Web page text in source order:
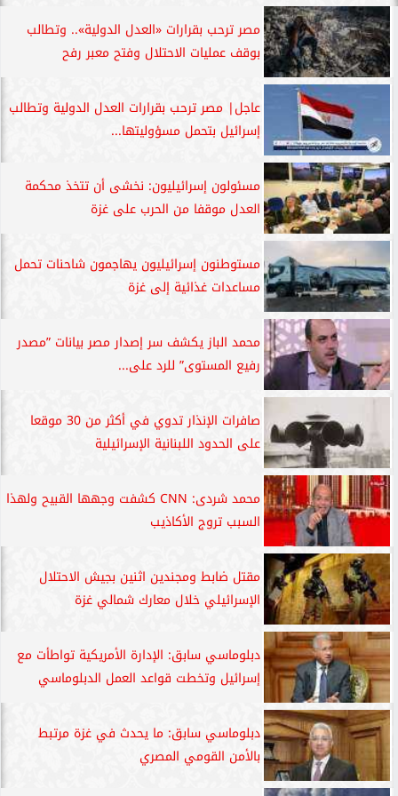
مصر ترحب بقرارات «العدل الدولية».. وتطالب
بوقف عمليات الاحتلال وفتح معبر رفح
عاجل| مصر ترحب بقرارات العدل الدولية وتطالب
إسرائيل بتحمل مسؤوليتها...
مسئولون إسرائيليون: نخشى أن تتخذ محكمة
العدل موقفا من الحرب على غزة
مستوطنون إسرائيليون يهاجمون شاحنات تحمل
مساعدات غذائية إلى غزة
محمد الباز يكشف سر إصدار مصر بيانات ”مصدر
رفيع المستوى” للرد على...
صافرات الإنذار تدوي في أكثر من 30 موقعا
على الحدود اللبنانية الإسرائيلية
محمد شردى: CNN كشفت وجهها القبيح ولهذا
السبب تروج الأكاذيب
مقتل ضابط ومجندين اثنين بجيش الاحتلال
الإسرائيلي خلال معارك شمالي غزة
دبلوماسي سابق: الإدارة الأمريكية تواطأت مع
إسرائيل وتخطت قواعد العمل الدبلوماسي
دبلوماسي سابق: ما يحدث في غزة مرتبط
بالأمن القومي المصري